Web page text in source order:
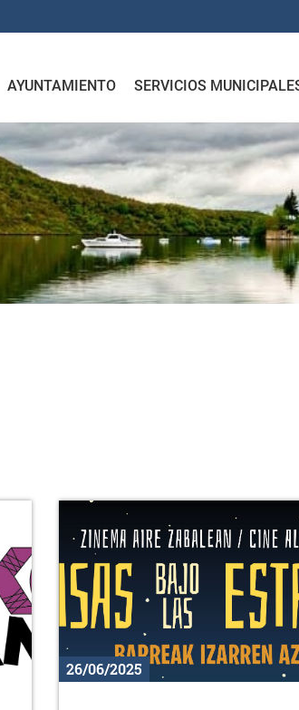
AYUNTAMIENTO SERVICIOS
26/06/2025